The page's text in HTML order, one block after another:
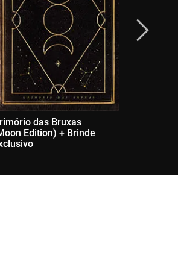
das Bruxas
Edition) + Brinde